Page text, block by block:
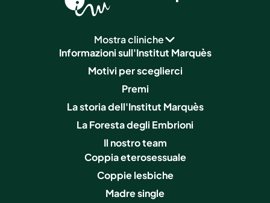
Mostra cliniche
Informazioni sull'Institut Marquès
Motivi per sceglierci
Premi
La storia dell'Institut Marquès
La Foresta degli Embrioni
Il nostro team
Coppia eterosessuale
Coppie lesbiche
Madre single